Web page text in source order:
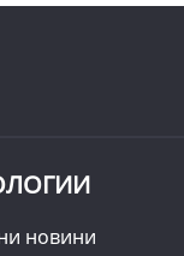
новини